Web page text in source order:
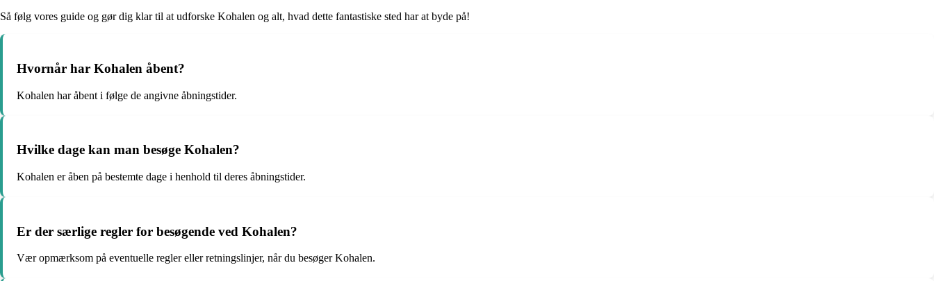
Så følg vores guide og gør dig klar til at udforske Kohalen og alt, hvad dette fantastiske sted har at byde på!
Hvornår har Kohalen åbent?
Kohalen har åbent i følge de angivne åbningstider.
Hvilke dage kan man besøge Kohalen?
Kohalen er åben på bestemte dage i henhold til deres åbningstider.
Er der særlige regler for besøgende ved Kohalen?
Vær opmærksom på eventuelle regler eller retningslinjer, når du besøger Kohalen.